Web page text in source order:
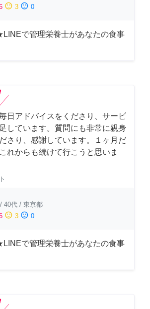
sentiment_neutral 3 sentiment_dissatisfied 0
で管理栄養士があなたの食事
日アドバイスをくださり、サービ
しています。質問にも非常に親身
さり、感謝しています。１ヶ月だ
れからも続けて行こうと思いま
/ 40代 / 東京都
sentiment_neutral 3 sentiment_dissatisfied 0
で管理栄養士があなたの食事